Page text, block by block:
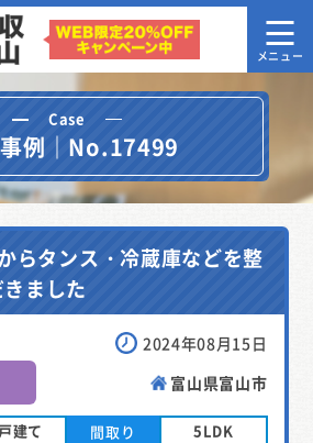
Case
例｜No.17499
らタンス・冷蔵庫などを整
ました
2024年08月15日
富山県富山市
建て 間取り
5LDK